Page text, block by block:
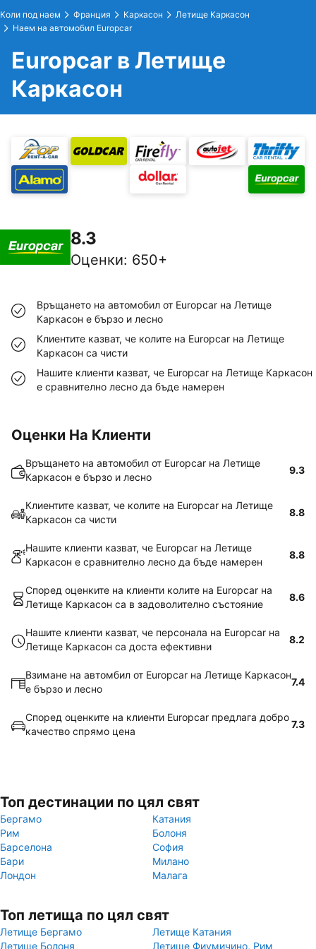
Коли под наем Франция Каркасон
Летище Каркасон
Наем на автомобил Europcar
Europcar в Летище
Каркасон
8.3
Оценки: 650+
Връщането на автомобил от Europcar на Летище
Каркасон е бързо и лесно
Клиентите казват, че колите на Europcar на Летище
Каркасон са чисти
Нашите клиенти казват, че Europcar на Летище Каркасон
е сравнително лесно да бъде намерен
Оценки На Клиенти
Връщането на автомобил от Europcar на Летище
Каркасон е бързо и лесно
9.3
Клиентите казват, че колите на Europcar на Летище
Каркасон са чисти
8.8
Нашите клиенти казват, че Europcar на Летище
Каркасон е сравнително лесно да бъде намерен
8.8
Според оценките на клиенти колите на Europcar на
Летище Каркасон са в задоволително състояние
8.6
Нашите клиенти казват, че персонала на Europcar на
Летище Каркасон са доста ефективни
8.2
Взимане на автомбил от Europcar на Летище Каркасон
е бързо и лесно
7.4
Според оценките на клиенти Europcar предлага добро
качество спрямо цена
7.3
Топ дестинации по цял свят
Бергамо
Катания
Рим
Болоня
Барселона
София
Бари
Милано
Лондон
Малага
Топ летища по цял свят
Летище Бергамо
Летище Катания
Летище Болоня
Летище Фиумичино, Рим